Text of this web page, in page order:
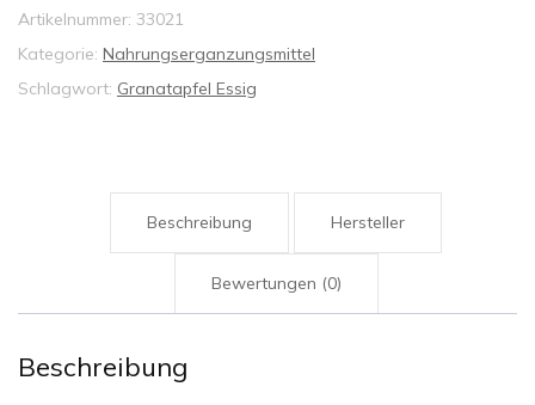
Artikelnummer: 33021
Kategorie: Nahrungserganzungsmittel
Schlagwort: Granatapfel Essig
Beschreibung Hersteller
Bewertungen (0)
Beschreibung